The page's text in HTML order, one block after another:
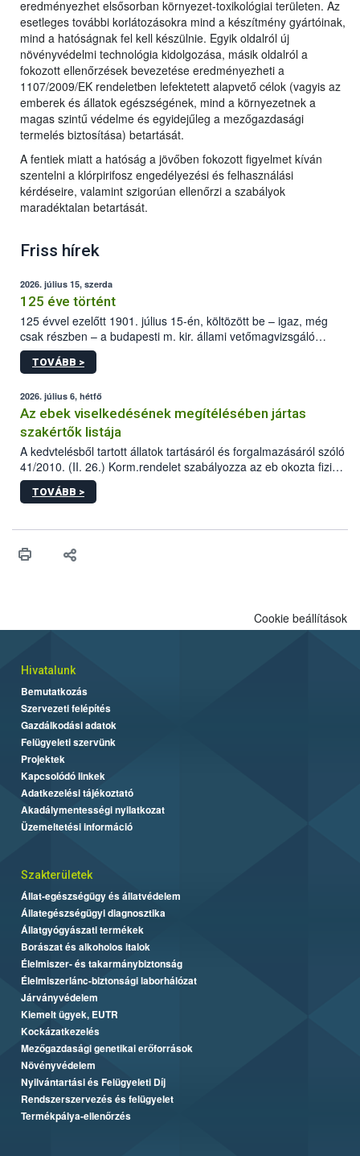
eredményezhet elsősorban környezet-toxikológiai területen. Az
esetleges további korlátozásokra mind a készítmény gyártóinak,
mind a hatóságnak fel kell készülnie. Egyik oldalról új
növényvédelmi technológia kidolgozása, másik oldalról a
fokozott ellenőrzések bevezetése eredményezheti a
1107/2009/EK rendeletben lefektetett alapvető célok (vagyis az
emberek és állatok egészségének, mind a környezetnek a
magas szintű védelme és egyidejűleg a mezőgazdasági
termelés biztosítása) betartását.
A fentiek miatt a hatóság a jövőben fokozott figyelmet kíván
szentelni a klórpirifosz engedélyezési és felhasználási
kérdéseire, valamint szigorúan ellenőrzi a szabályok
maradéktalan betartását.
Friss hírek
2026. július 15, szerda
125 éve történt
125 évvel ezelőtt 1901. július 15-én, költözött be – igaz, még
csak részben – a budapesti m. kir. állami vetőmagvizsgáló
állomás a Kis Rókus utca 15. szám alatti, Czigler Győző által
tervezett új épületébe.
TOVÁBB >
2026. július 6, hétfő
Az ebek viselkedésének megítélésében jártas
szakértők listája
A kedvtelésből tartott állatok tartásáról és forgalmazásáról szóló
41/2010. (II. 26.) Korm.rendelet szabályozza az eb okozta fizikai
sérülés, illetve ennek veszélye keletkezésekor felmerülő
hatósági feladatokat, valamint a veszélyes eb tartását és annak
vonni az ebek viselkedésének megítélésében jártas szakértőt.
TOVÁBB >
Cookie beállítások
Hivatalunk
Bemutatkozás
Szervezeti felépítés
Gazdálkodási adatok
Felügyeleti szervünk
Projektek
Kapcsolódó linkek
Adatkezelési tájékoztató
Akadálymentességi nyilatkozat
Üzemeltetési információ
Szakterületek
Állat-egészségügy és állatvédelem
Állategészségügyi diagnosztika
Állatgyógyászati termékek
Borászat és alkoholos italok
Élelmiszer- és takarmánybiztonság
Élelmiszerlánc-biztonsági laborhálózat
Járványvédelem
Kiemelt ügyek, EUTR
Kockázatkezelés
Mezőgazdasági genetikai erőforrások
Növényvédelem
Nyilvántartási és Felügyeleti Díj
Rendszerszervezés és felügyelet
Termékpálya-ellenőrzés